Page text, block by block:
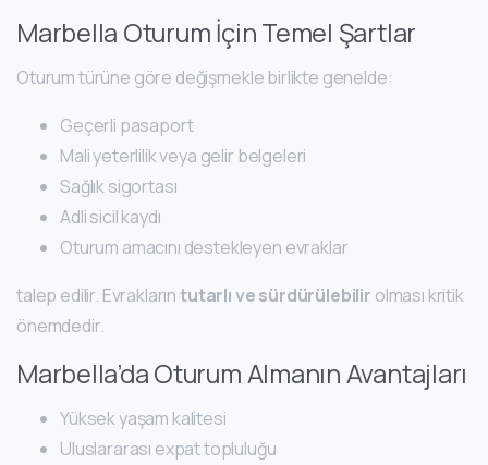
Marbella Oturum İçin Temel Şartlar
Oturum türüne göre değişmekle birlikte genelde:
Geçerli pasaport
Mali yeterlilik veya gelir belgeleri
Sağlık sigortası
Adli sicil kaydı
Oturum amacını destekleyen evraklar
talep edilir. Evraklarıntutarlı ve sürdürülebilir olması kritik
önemdedir.
Marbella’da Oturum Almanın Avantajları
Yüksek yaşam kalitesi
Uluslararası expat topluluğu